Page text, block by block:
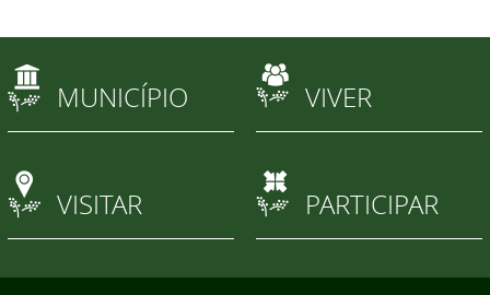
MUNICÍPIO VIVER
VISITAR PARTICIPAR